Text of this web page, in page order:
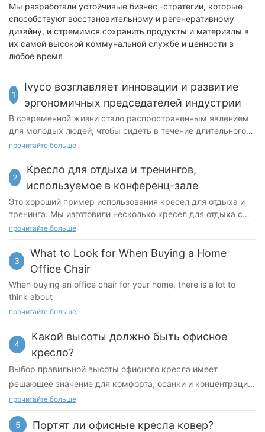
Мы разработали устойчивые бизнес -стратегии, которые
способствуют восстановительному и регенеративному
дизайну, и стремимся сохранить продукты и материалы в
их самой высокой коммунальной службе и ценности в
любое время
1
Ivyco возглавляет инновации и развитие
эргономичных председателей индустрии
В современной жизни стало распространенным явлением
для молодых людей, чтобы сидеть в течение длительного
времени, играя, учиться и работа, что постепенно
эргономичное кресло может поддерживать кривую
позвоночника, снизить давление и предотвратить проблемы
со здоровьем, вызванные плохой осанкой сидения
посредством научного дизайна. В офисе, обучении и
домашних условиях эргономичные стулья постепенно
стали важным инструментом для улучшения осанки
здоровья позвоночника
прочитайте больше
2
Кресло для отдыха и тренингов,
используемое в конференц-зале
Это хороший пример использования кресел для отдыха и
тренинга. Мы изготовили несколько кресел для отдыха с
цветными спинками в соответствии с общей цветовой
полностью удовлетворить его потребности.
прочитайте больше
3
What to Look for When Buying a Home
Office Chair
When buying an office chair for your home, there is a lot to
think about
прочитайте больше
4
Какой высоты должно быть офисное
кресло?
Выбор правильной высоты офисного кресла имеет
решающее значение для комфорта, осанки и концентрации
внимания, даже если вы’вы просто сидите и делаете
прочитайте больше
5 Портят ли офисные кресла ковер?